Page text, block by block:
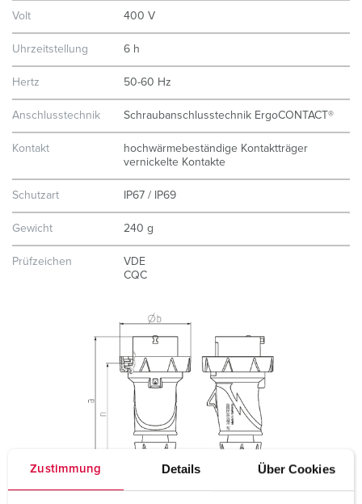
Zustimmung Details Über Cookies
Volt 400 V
Uhrzeitstellung 6 h
Hertz 50-60 Hz
Anschlusstechnik Schraubanschlusstechnik ErgoCONTACT®
Kontakt
hochwärmebeständige Kontaktträger
vernickelte Kontakte
Schutzart IP67 / IP69
Gewicht 240 g
Prüfzeichen
VDE
CQC